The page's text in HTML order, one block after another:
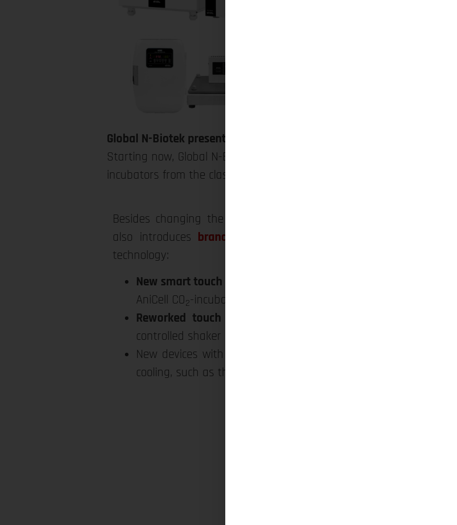
Global N-Biotek presents their new BLACK & WHITE design across
Starting now, Global N-Biotek will gradually change and transform
incubators from the classic green design to the new modern design.
Besides changing the design of their well established product line,
also introduces brand NEW models
technology:
New smart touch control
AniCell CO2-incubator with 3 integrated shakers and 650 l
Reworked touch panel
controlled shaker NB-T101SRC
New devices with
cooling, such as the GNB-T205LP and GNB‑T207P shaking